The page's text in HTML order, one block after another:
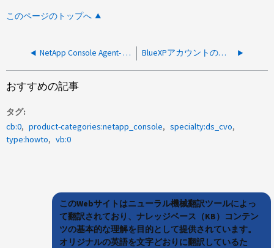
このページのトップへ
NetApp Console Agent- OVA DeploymentのDNSを更新する方法 BlueXPアカウントのフェデレーションメールドメインを更新する方法
おすすめの記事
タグ
cb:0
product-categories:netapp_console
specialty:ds_cvo
type:howto
vb:0
このWebサイトはニューラル機械翻訳ツールによっ
て翻訳されており、ナレッジベース（KB）コンテン
ツの基本的な理解を目的として提供されています。
オリジナルの英語を文字どおりに翻訳しているた